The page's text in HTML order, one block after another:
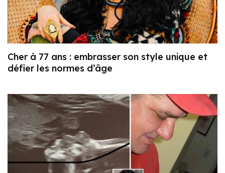
Cher à 77 ans : embrasser son style unique et
défier les normes d’âge